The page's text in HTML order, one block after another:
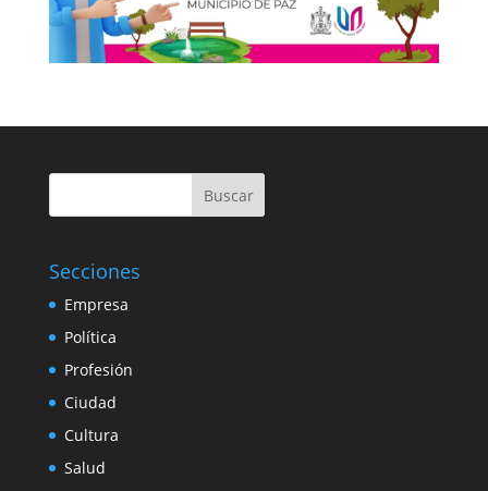
Buscar
Secciones
Empresa
Política
Profesión
Ciudad
Cultura
Salud